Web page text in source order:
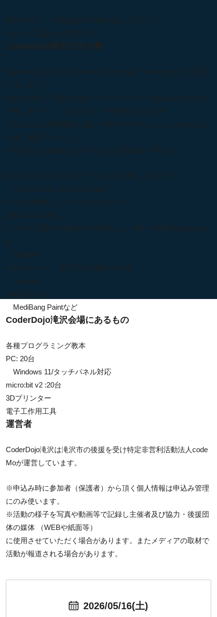
PCやタブレット等は各自で持ち込みください。
ない人には貸出が可能です。
CoderDojo滝沢できる事
CoderDojo滝沢は主にScratch、micro:bit、Viscuitを使って活動
しています。
自分で用意した環境（例:マインクラフト）や持ち込みしたもの
（例：ドローン、ロボット）での創作も自由です。
子どもたちの興味関心は様々ですのでやりたいことがあればま
ずはご相談ください。
下記は今まで参加した子どもたちの活動の一例です。
全く初めてだけどプログラミングを体験してみたい
hour of code / viscuit / Scratch
ゲームや物語、アート作品を作りたい
テキスト言語やWEB制作を学習したい (例：HTML,Python,Rub
Progate
IoTやセンサー、電子工作に興味がある
MediBang Paintなど
CoderDojo滝沢会場にあるもの
各種プログラミング教本
PC: 20台
Windows 11/タッチパネル対応
micro:bit v2 :20台
3Dプリンター
電子工作用工具
運営者
CoderDojo滝沢は滝沢市の後援を受け特定非営利活動法人code
Moが運営しています。
※申込み時に参加者（保護者）から頂く個人情報は申込み管理
にのみ使います。
※活動の様子を写真や動画等で記録し主催者及び協力・後援団
体の媒体 （WEBや紙面等）
に使用させていただく場合があります。またメディアの取材で
活動が報道される場合があります。
2026/05/16(土)